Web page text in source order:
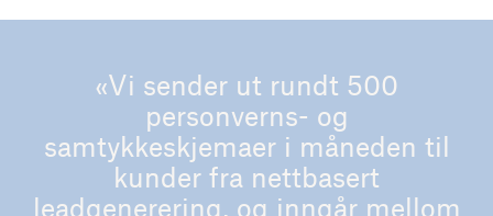
«Vi sender ut rundt 500
personverns- og
samtykkeskjemaer i måneden til
kunder fra nettbasert
leadgenerering, og inngår mellom